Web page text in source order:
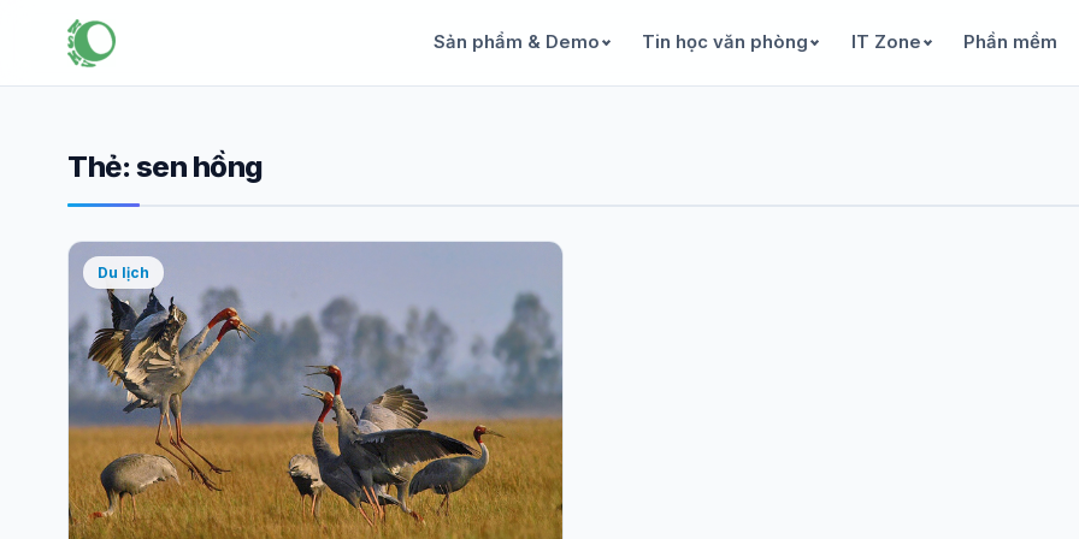
Sản phẩm & Demo Tin học văn phòng IT Zone Phần mềm
Thẻ: sen hồng
Du lịch